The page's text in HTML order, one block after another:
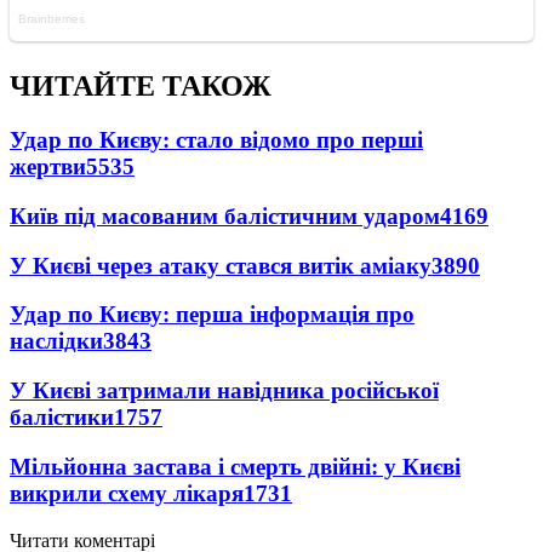
ЧИТАЙТЕ ТАКОЖ
Удар по Києву: стало відомо про перші
жертви5535
Київ під масованим балістичним ударом4169
У Києві через атаку стався витік аміаку3890
Удар по Києву: перша інформація про
наслідки3843
У Києві затримали навідника російської
балістики1757
Мільйонна застава і смерть двійні: у Києві
викрили схему лікаря1731
Читати коментарі